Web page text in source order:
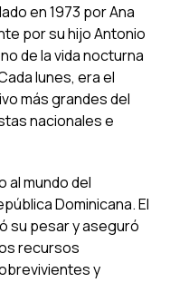
en 1973 por Ana
por su hijo Antonio
de la vida nocturna
lunes, era el
más grandes del
nacionales e
al mundo del
Dominicana. El
su pesar y aseguró
recursos
y